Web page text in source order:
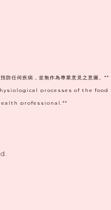
防任何疾病，並無作為專業意見之意圖。**
processes of the
professional.**